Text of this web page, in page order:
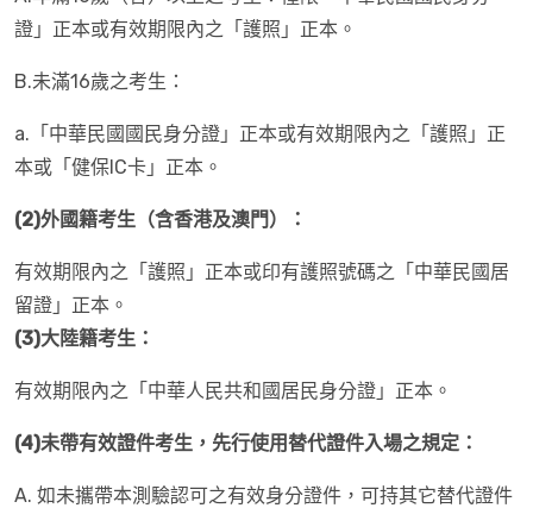
證」正本或有效期限內之「護照」正本。
B.未滿16歲之考生：
a.「中華民國國民身分證」正本或有效期限內之「護照」正
本或「健保IC卡」正本。
(2)外國籍考生（含香港及澳門）：
有效期限內之「護照」正本或印有護照號碼之「中華民國居
留證」正本。
(3)大陸籍考生：
有效期限內之「中華人民共和國居民身分證」正本。
(4)未帶有效證件考生，先行使用替代證件入場之規定：
A. 如未攜帶本測驗認可之有效身分證件，可持其它替代證件